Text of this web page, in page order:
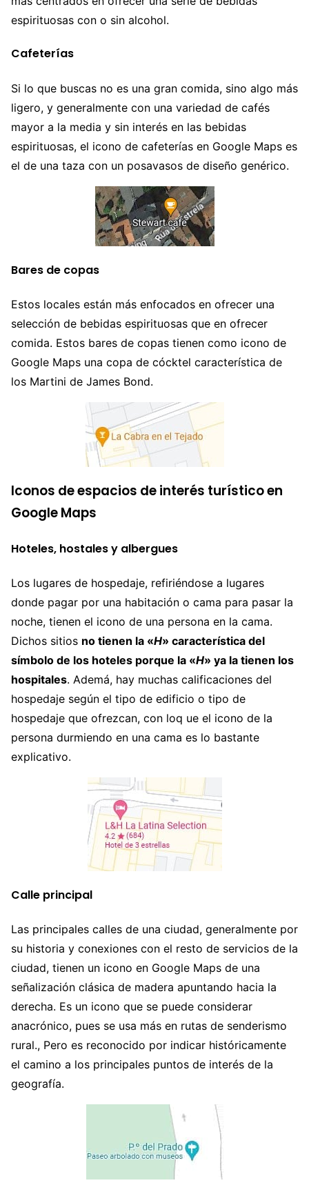
espirituosas con o sin alcohol.
Cafeterías
Si lo que buscas no es una gran comida, sino algo más
ligero, y generalmente con una variedad de cafés
mayor a la media y sin interés en las bebidas
espirituosas, el icono de cafeterías en Google Maps es
el de una taza con un posavasos de diseño genérico.
Bares de copas
Estos locales están más enfocados en ofrecer una
selección de bebidas espirituosas que en ofrecer
comida. Estos bares de copas tienen como icono de
Google Maps una copa de cócktel característica de
los Martini de James Bond.
Iconos de espacios de interés turístico en
Google Maps
Hoteles, hostales y albergues
Los lugares de hospedaje, refiriéndose a lugares
donde pagar por una habitación o cama para pasar la
noche, tienen el icono de una persona en la cama.
Dichos sitios no tienen la «H» característica del
símbolo de los hoteles porque la «H» ya la tienen los
hospitales. Ademá, hay muchas calificaciones del
hospedaje según el tipo de edificio o tipo de
hospedaje que ofrezcan, con loq ue el icono de la
persona durmiendo en una cama es lo bastante
explicativo.
Calle principal
Las principales calles de una ciudad, generalmente por
su historia y conexiones con el resto de servicios de la
ciudad, tienen un icono en Google Maps de una
señalización clásica de madera apuntando hacia la
derecha. Es un icono que se puede considerar
anacrónico, pues se usa más en rutas de senderismo
rural., Pero es reconocido por indicar históricamente
el camino a los principales puntos de interés de la
geografía.